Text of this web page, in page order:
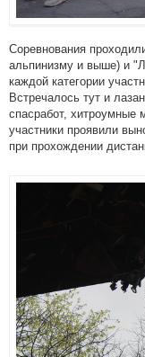
Соревнования
альпинизму и выше) и
каждой категории
Встречалось тут и
спасработ,
участники проявили
при прохождении